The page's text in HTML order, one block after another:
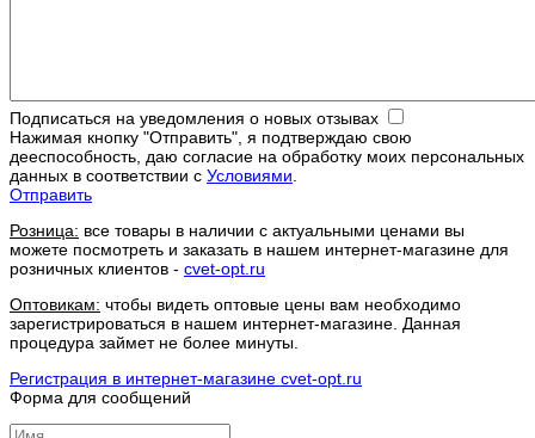
Подписаться на уведомления о новых отзывах
Нажимая кнопку "Отправить", я подтверждаю свою
дееспособность, даю согласие на обработку моих персональных
данных в соответствии с Условиями.
Отправить
Розница: все товары в наличии с актуальными ценами вы
можете посмотреть и заказать в нашем интернет-магазине для
розничных клиентов - cvet-opt.ru
Оптовикам: чтобы видеть оптовые цены вам необходимо
зарегистрироваться в нашем интернет-магазине. Данная
процедура займет не более минуты.
Регистрация в интернет-магазине cvet-opt.ru
Форма для сообщений